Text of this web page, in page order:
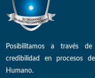
Posibilitamos a través
credibilidad en procesos
Humano.